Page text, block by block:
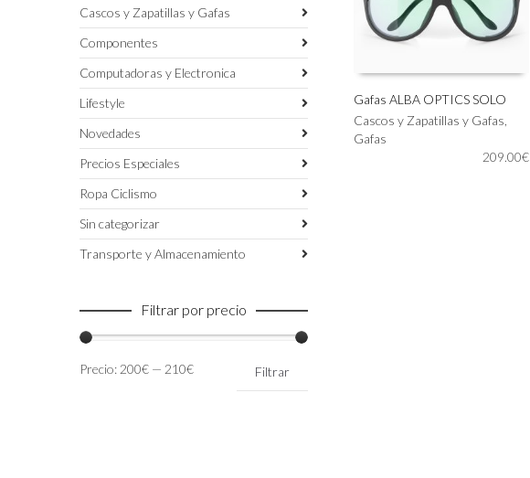
SELECCIONAR OPCIONES
Este
producto
Gafas ALBA OPTICS SOLO
Cascos y Zapatillas y Gafas
Gafas
209.00€
Cascos y Zapatillas y Gafas
Componentes
Computadoras y Electronica
Lifestyle
Novedades
Precios Especiales
Ropa Ciclismo
Sin categorizar
Transporte y Almacenamiento
Filtrar por precio
Precio
Precio
Filtrar
Precio: 200€ — 210€